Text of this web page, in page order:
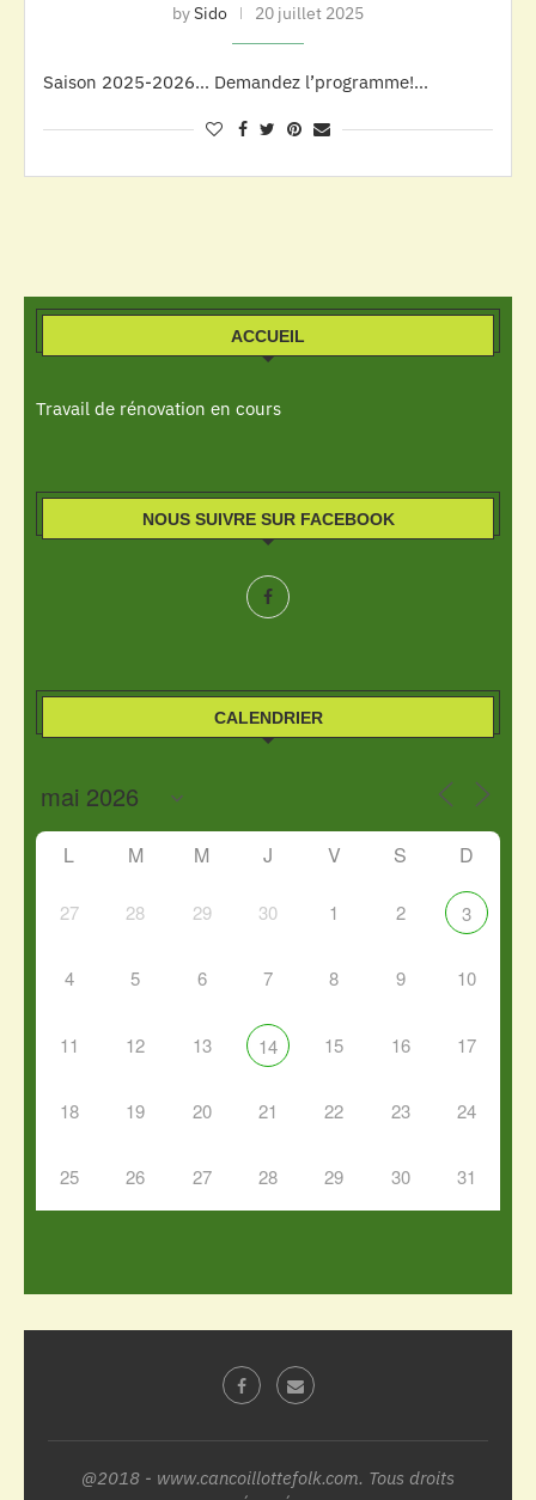
bySido 20 juillet 2025
Saison 2025-2026… Demandez l’programme!…
ACCUEIL
Travail de rénovation en cours
NOUS SUIVRE SUR FACEBOOK
CALENDRIER
L M M J V S D
27 28 29 30 1 2 3
4 5 6 7 8 9 10
11 12 13 14 15 16 17
18 19 20 21 22 23 24
25 26 27 28 29 30 31
@2018 - www.cancoillottefolk.com. Tous droits